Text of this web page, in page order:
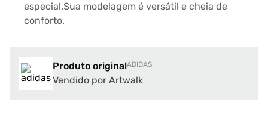
especial.Sua modelagem é versátil e cheia de
conforto.
Produto originalADIDAS
Vendido por Artwalk